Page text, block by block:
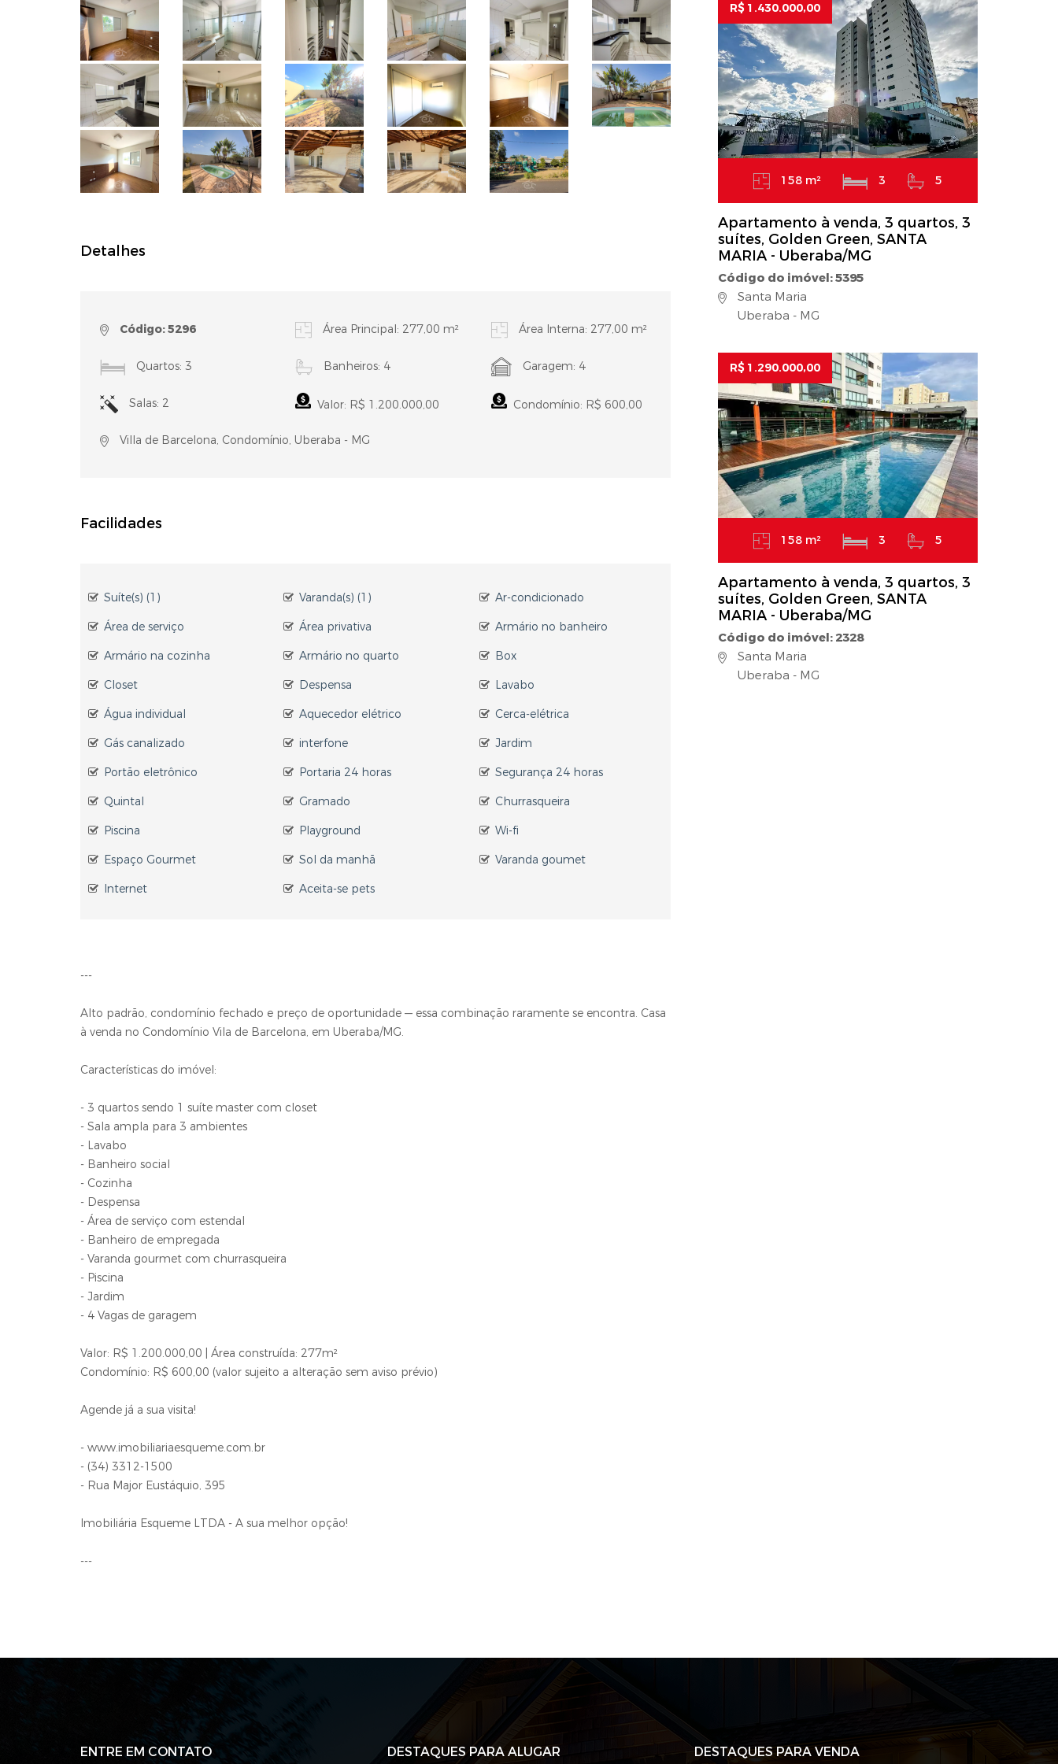
Detalhes
Código: 5296 Área Principal: 277,00 m² Área Interna: 277,00 m²
Quartos: 3 Banheiros: 4 Garagem: 4
Salas: 2 Valor: R$ 1.200.000,00 Condomínio: R$ 600,00
Villa de Barcelona, Condomínio, Uberaba - MG
Facilidades
Suíte(s) (1) Varanda(s) (1)
Ar-condicionado
Área de serviço
Área privativa
Armário no banheiro
Armário na cozinha
Armário no quarto
Box
Closet
Despensa
Lavabo
Água individual
Aquecedor elétrico
Cerca-elétrica
Gás canalizado
interfone
Jardim
Portão eletrônico
Portaria 24 horas
Segurança 24 horas
Quintal
Gramado
Churrasqueira
Piscina
Playground
Wi-fi
Espaço Gourmet
Sol da manhã
Varanda goumet
Internet
Aceita-se pets
---
Alto padrão, condomínio fechado e preço de oportunidade — essa combinação raramente se encontra. Casa
à venda no Condomínio Vila de Barcelona, em Uberaba/MG.
Características do imóvel:
- 3 quartos sendo 1 suíte master com closet
- Sala ampla para 3 ambientes
- Lavabo
- Banheiro social
- Cozinha
- Despensa
- Área de serviço com estendal
- Banheiro de empregada
- Varanda gourmet com churrasqueira
- Piscina
- Jardim
- 4 Vagas de garagem
Valor: R$ 1.200.000,00 | Área construída: 277m²
Condomínio: R$ 600,00 (valor sujeito a alteração sem aviso prévio)
Agende já a sua visita!
- www.imobiliariaesqueme.com.br
- (34) 3312-1500
- Rua Major Eustáquio, 395
Imobiliária Esqueme LTDA - A sua melhor opção!
---
R$ 1.430.000,00
158 m² 3 5
Apartamento à venda, 3 quartos, 3
suítes, Golden Green, SANTA
MARIA - Uberaba/MG
Código do imóvel: 5395
Santa Maria
Uberaba - MG
R$ 1.290.000,00
158 m² 3 5
Apartamento à venda, 3 quartos, 3
suítes, Golden Green, SANTA
MARIA - Uberaba/MG
Código do imóvel: 2328
Santa Maria
Uberaba - MG
ENTRE EM CONTATO DESTAQUES PARA ALUGAR DESTAQUES PARA VENDA